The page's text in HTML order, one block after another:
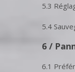
5.3
5.4
6 /
6.1